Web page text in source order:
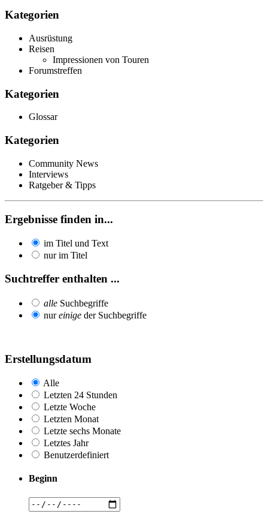
Kategorien
Ausrüstung
Reisen
Impressionen von Touren
Forumstreffen
Kategorien
Glossar
Kategorien
Community News
Interviews
Ratgeber & Tipps
Ergebnisse finden in...
im Titel und Text
nur im Titel
Suchtreffer enthalten ...
alle Suchbegriffe
nureinige der Suchbegriffe
Erstellungsdatum
Alle
Letzten 24 Stunden
Letzte Woche
Letzten Monat
Letzte sechs Monate
Letztes Jahr
Benutzerdefiniert
Beginn